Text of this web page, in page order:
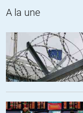
http://www.amb-
personnellement,
chinoise sur ce site de
cela permet d’élargir
+9
A la une